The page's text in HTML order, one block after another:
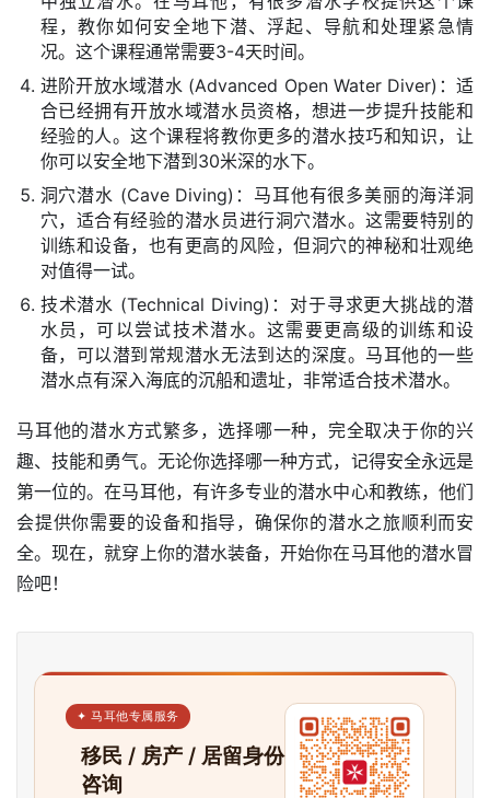
程，教你如何安全地下潜、浮起、导航和处理紧急情
况。这个课程通常需要3-4天时间。
进阶开放水域潜水 (Advanced Open Water Diver)：适
合已经拥有开放水域潜水员资格，想进一步提升技能和
经验的人。这个课程将教你更多的潜水技巧和知识，让
你可以安全地下潜到30米深的水下。
洞穴潜水 (Cave Diving)：马耳他有很多美丽的海洋洞
穴，适合有经验的潜水员进行洞穴潜水。这需要特别的
训练和设备，也有更高的风险，但洞穴的神秘和壮观绝
对值得一试。
技术潜水 (Technical Diving)：对于寻求更大挑战的潜
水员，可以尝试技术潜水。这需要更高级的训练和设
备，可以潜到常规潜水无法到达的深度。马耳他的一些
潜水点有深入海底的沉船和遗址，非常适合技术潜水。
马耳他的潜水方式繁多，选择哪一种，完全取决于你的兴
趣、技能和勇气。无论你选择哪一种方式，记得安全永远是
第一位的。在马耳他，有许多专业的潜水中心和教练，他们
会提供你需要的设备和指导，确保你的潜水之旅顺利而安
全。现在，就穿上你的潜水装备，开始你在马耳他的潜水冒
险吧！
✦ 马耳他专属服务
移民 / 房产 / 居留身份
咨询